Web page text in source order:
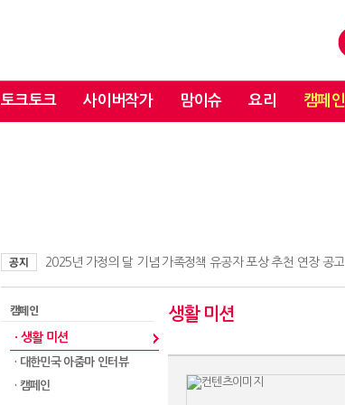
토크토크 사이버작가 맘이슈 요리 캠페인
2025년 가정의 달 기념 가족정책 유공자 포상 추천 연장 공고
캠페인
· 생활 미션
· 대한민국 아줌마 인터뷰
· 캠페인
생활 미션